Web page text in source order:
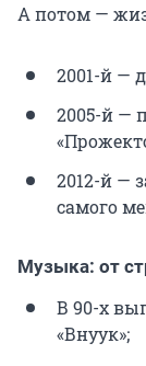
А потом —
2001-й —
2005-й —
2012-й —
самого
Музыка: от
В 90-х
«Внуук»;